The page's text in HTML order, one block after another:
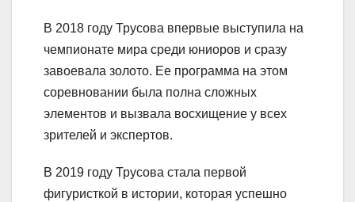
В 2018 году Трусова впервые выступила на
чемпионате мира среди юниоров и сразу
завоевала золото. Ее программа на этом
соревновании была полна сложных
элементов и вызвала восхищение у всех
зрителей и экспертов.
В 2019 году Трусова стала первой
фигуристкой в истории, которая успешно